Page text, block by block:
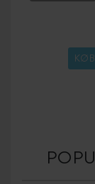
KØB